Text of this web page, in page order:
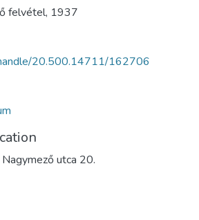
felvétel, 1937
20.500.14711/162706
utca 20.